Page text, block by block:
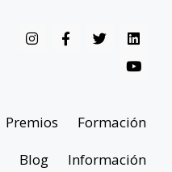
Premios
Formación
Blog Información